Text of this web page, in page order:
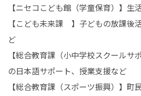
【ニセコこども館（学童保育）】生
【こども未来課	】子どもの放課後活動や居場所づくりな
ど
【総合教育課（小中学校スクールサ
の日本語サポート、授業支援など
【総合教育課（スポーツ振興）】町